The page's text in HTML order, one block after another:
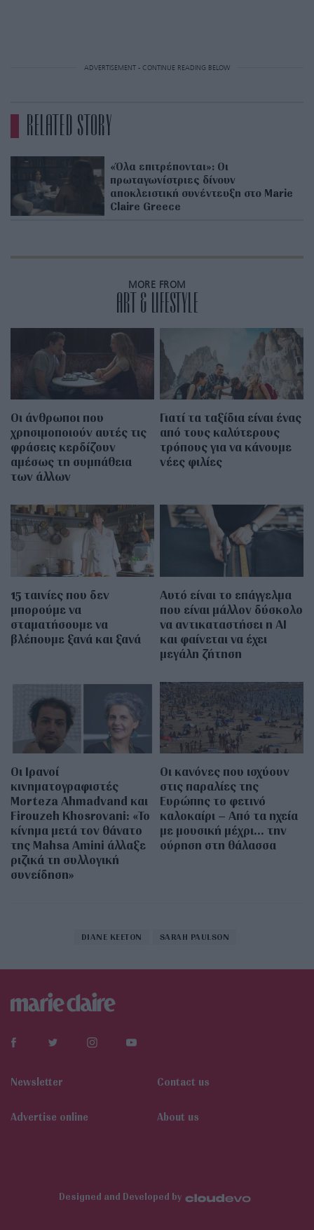
ADVERTISEMENT - CONTINUE READING BELOW
RELATED STORY
«Όλα επιτρέπονται»: Οι
πρωταγωνίστριες δίνουν
αποκλειστική συνέντευξη στο Marie
Claire Greece
MORE FROM
ART & LIFESTYLE
Οι άνθρωποι που
χρησιμοποιούν αυτές τις
φράσεις κερδίζουν
αμέσως τη συμπάθεια
των άλλων
Γιατί τα ταξίδια είναι ένας
από τους καλύτερους
τρόπους για να κάνουμε
νέες φιλίες
15 ταινίες που δεν
μπορούμε να
σταματήσουμε να
βλέπουμε ξανά και ξανά
Αυτό είναι το επάγγελμα
που είναι μάλλον δύσκολο
να αντικαταστήσει η AI
και φαίνεται να έχει
μεγάλη ζήτηση
Οι Ιρανοί
κινηματογραφιστές
Morteza Ahmadvand και
Firouzeh Khosrovani: «Το
κίνημα μετά τον θάνατο
της Mahsa Amini άλλαξε
ριζικά τη συλλογική
συνείδηση»
Οι κανόνες που ισχύουν
στις παραλίες της
Ευρώπης το φετινό
καλοκαίρι – Από τα ηχεία
με μουσική μέχρι… την
ούρηση στη θάλασσα
DIANE KEETON SARAH PAULSON
Newsletter Contact us
Αdvertise online About us
Designed and Developed by